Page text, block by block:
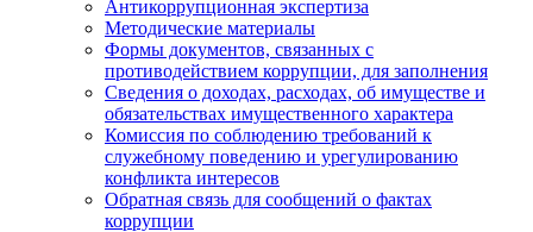
Антикоррупционная экспертиза
Методические материалы
Формы документов, связанных с
противодействием коррупции, для заполнения
Сведения о доходах, расходах, об имуществе и
обязательствах имущественного характера
Комиссия по соблюдению требований к
служебному поведению и урегулированию
конфликта интересов
Обратная связь для сообщений о фактах
коррупции